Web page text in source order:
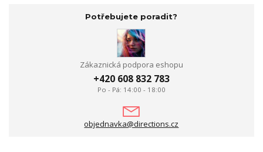
Potřebujete poradit?
Zákaznická podpora eshopu
+420 608 832 783
Po - Pá: 14:00 - 18:00
objednavka@directions.cz